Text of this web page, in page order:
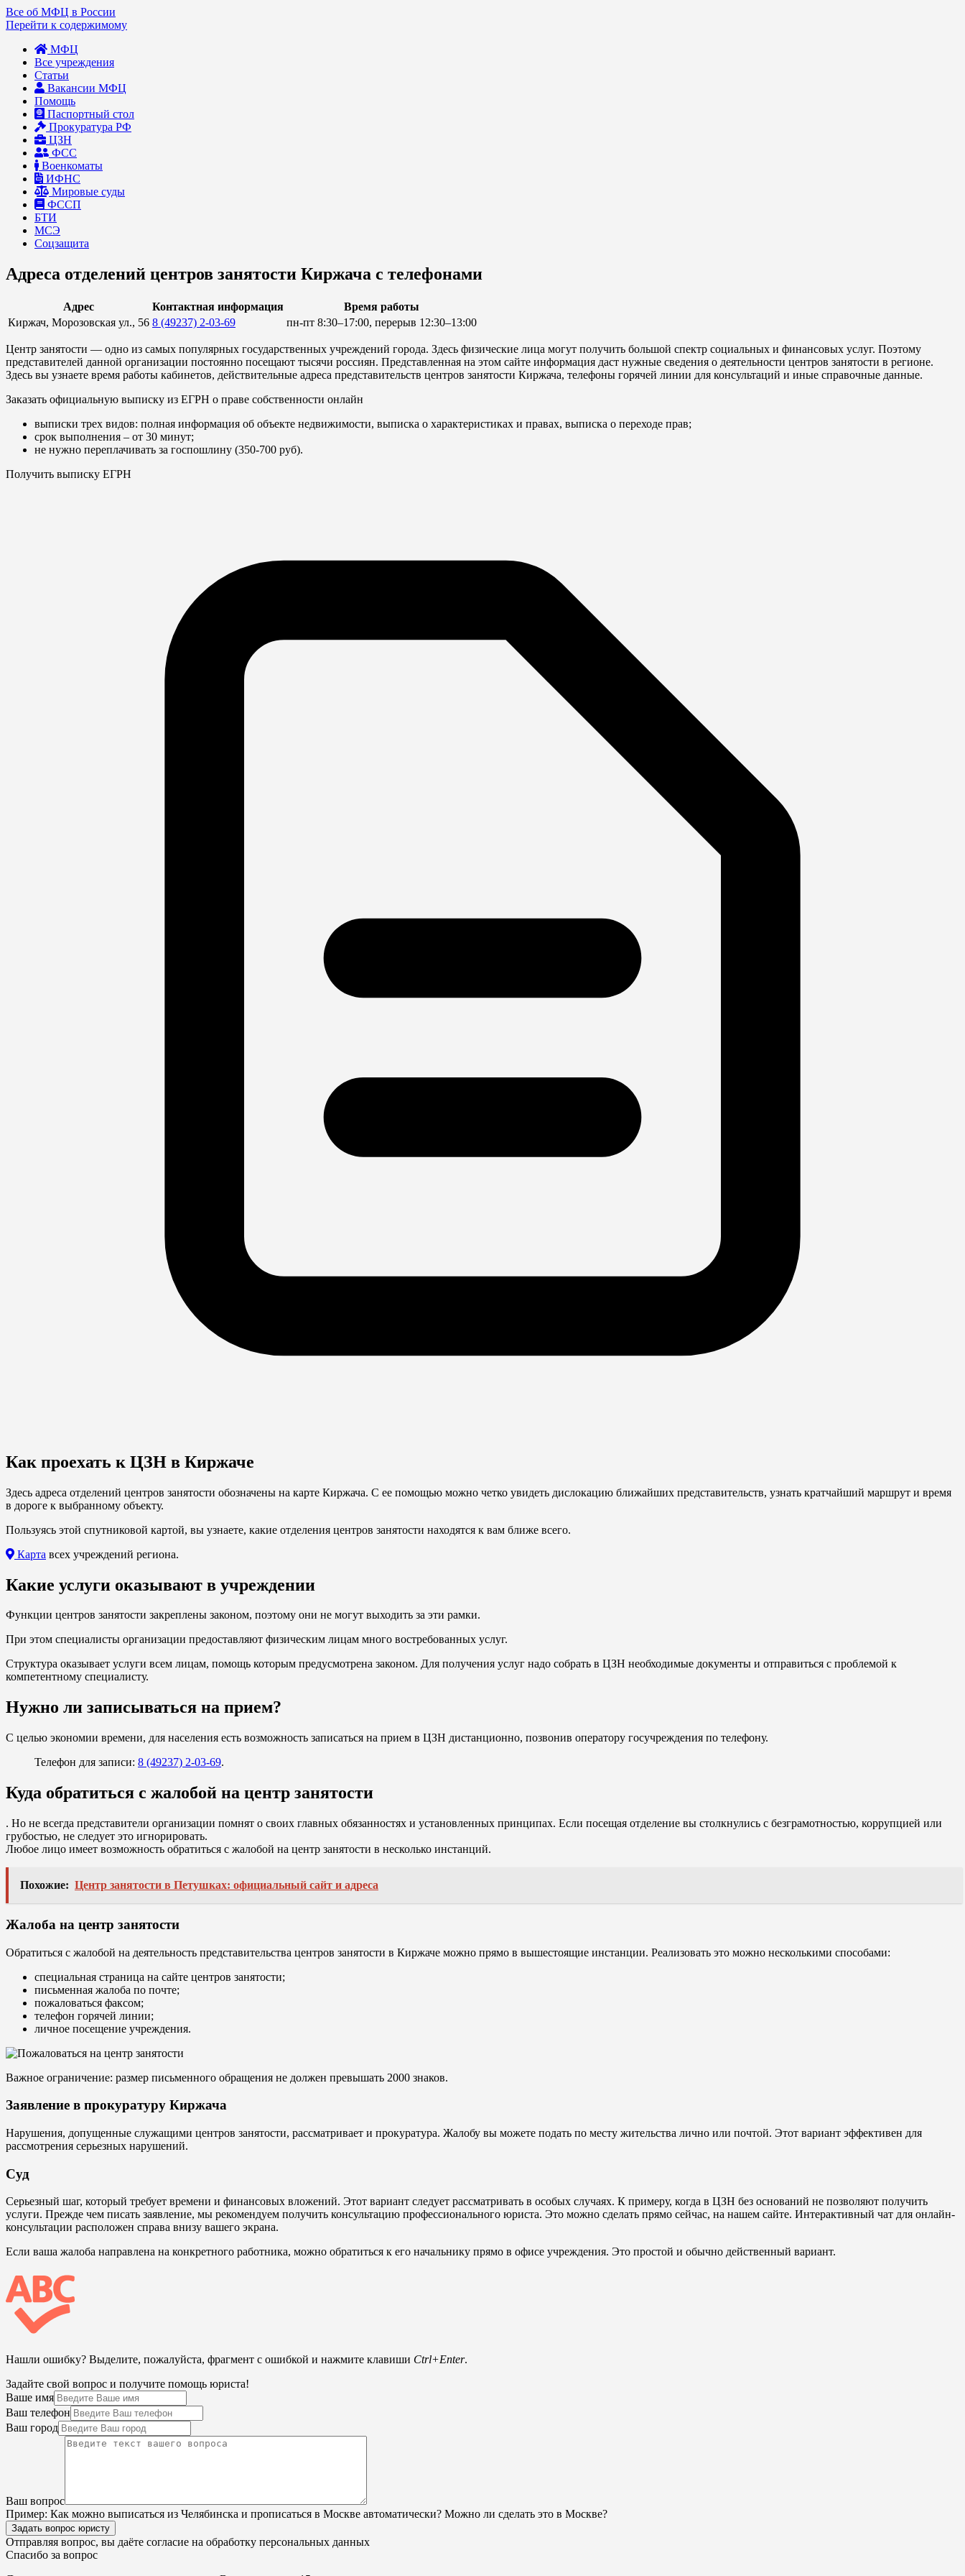
Все об МФЦ в России
Перейти к содержимому
МФЦ
Все учреждения
Статьи
Вакансии МФЦ
Помощь
Паспортный стол
Прокуратура РФ
ЦЗН
ФСС
Военкоматы
ИФНС
Мировые суды
ФССП
БТИ
МСЭ
Соцзащита
Адреса отделений центров занятости Киржача с телефонами
Адрес Контактная информация
Время работы
Киржач, Морозовская ул., 56 8 (49237) 2-03-69 пн-пт 8:30–17:00, перерыв 12:30–13:00
Центр занятости — одно из самых популярных государственных учреждений города. Здесь физические лица могут получить большой спектр социальных и финансовых услуг. Поэтому
представителей данной организации постоянно посещают тысячи россиян. Представленная на этом сайте информация даст нужные сведения о деятельности центров занятости в регионе.
Здесь вы узнаете время работы кабинетов, действительные адреса представительств центров занятости Киржача, телефоны горячей линии для консультаций и иные справочные данные.
Заказать официальную выписку из ЕГРН о праве собственности онлайн
выписки трех видов: полная информация об объекте недвижимости, выписка о характеристиках и правах, выписка о переходе прав;
срок выполнения – от 30 минут;
не нужно переплачивать за госпошлину (350-700 руб).
Получить выписку ЕГРН
Как проехать к ЦЗН в Киржаче
Здесь адреса отделений центров занятости обозначены на карте Киржача. С ее помощью можно четко увидеть дислокацию ближайших представительств, узнать кратчайший маршрут и время
в дороге к выбранному объекту.
Пользуясь этой спутниковой картой, вы узнаете, какие отделения центров занятости находятся к вам ближе всего.
Карта всех учреждений региона.
Какие услуги оказывают в учреждении
Функции центров занятости закреплены законом, поэтому они не могут выходить за эти рамки.
При этом специалисты организации предоставляют физическим лицам много востребованных услуг.
Структура оказывает услуги всем лицам, помощь которым предусмотрена законом. Для получения услуг надо собрать в ЦЗН необходимые документы и отправиться с проблемой к
компетентному специалисту.
Нужно ли записываться на прием?
С целью экономии времени, для населения есть возможность записаться на прием в ЦЗН дистанционно, позвонив оператору госучреждения по телефону.
Телефон для записи: 8 (49237) 2-03-69.
Куда обратиться с жалобой на центр занятости
. Но не всегда представители организации помнят о своих главных обязанностях и установленных принципах. Если посещая отделение вы столкнулись с безграмотностью, коррупцией или
грубостью, не следует это игнорировать.
Любое лицо имеет возможность обратиться с жалобой на центр занятости в несколько инстанций.
Похожие: Центр занятости в Петушках: официальный сайт и адреса
Жалоба на центр занятости
Обратиться с жалобой на деятельность представительства центров занятости в Киржаче можно прямо в вышестоящие инстанции. Реализовать это можно несколькими способами:
специальная страница на сайте центров занятости;
письменная жалоба по почте;
пожаловаться факсом;
телефон горячей линии;
личное посещение учреждения.
Важное ограничение: размер письменного обращения не должен превышать 2000 знаков.
Заявление в прокуратуру Киржача
Нарушения, допущенные служащими центров занятости, рассматривает и прокуратура. Жалобу вы можете подать по месту жительства лично или почтой. Этот вариант эффективен для
рассмотрения серьезных нарушений.
Суд
Серьезный шаг, который требует времени и финансовых вложений. Этот вариант следует рассматривать в особых случаях. К примеру, когда в ЦЗН без оснований не позволяют получить
услуги. Прежде чем писать заявление, мы рекомендуем получить консультацию профессионального юриста. Это можно сделать прямо сейчас, на нашем сайте. Интерактивный чат для онлайн-
консультации расположен справа внизу вашего экрана.
Если ваша жалоба направлена на конкретного работника, можно обратиться к его начальнику прямо в офисе учреждения. Это простой и обычно действенный вариант.
Нашли ошибку? Выделите, пожалуйста, фрагмент с ошибкой и нажмите клавиши Ctrl+Enter.
Задайте свой вопрос и получите помощь юриста!
Ваше имя
Ваш телефон
Ваш город
Ваш вопрос
Пример: Как можно выписаться из Челябинска и прописаться в Москве автоматически? Можно ли сделать это в Москве?
Задать вопрос юристу
Отправляя вопрос, вы даёте согласие на обработку персональных данных
Спасибо за вопрос